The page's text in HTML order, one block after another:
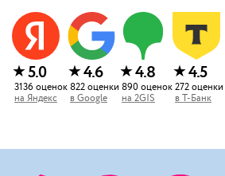
★5.0
3136 оценок
на Яндекс
★4.6
822оценки
вGoogle
★4.8
890 оценок
на 2GIS
★4.5
272оценки
вТ-Банк